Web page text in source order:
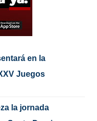
en la
Juegos
la jornada